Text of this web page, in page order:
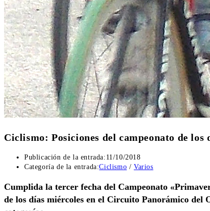
Ciclismo: Posiciones del campeonato de los
Publicación de la entrada: 11/10/2018
Categoría de la entrada:Ciclismo / Varios
Cumplida la tercer fecha del Campeonato
de los días miércoles en el Circuito Panorámico del